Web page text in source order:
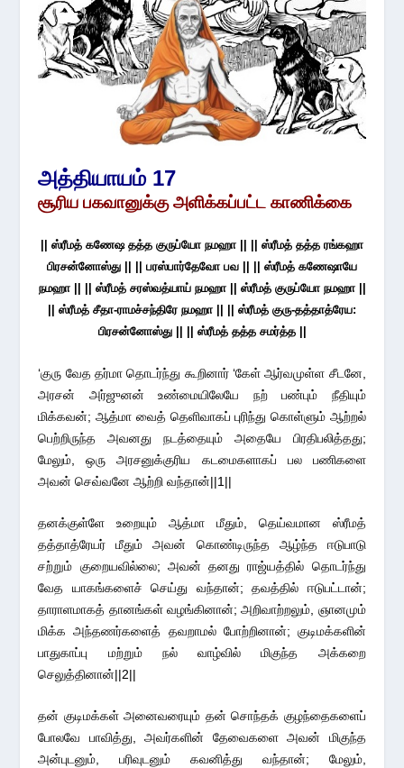
அத்தியாயம் 17
சூரிய பகவானுக்கு அளிக்கப்பட்ட காணிக்கை
|| ஸ்ரீமத் கணேஷ தத்த குருப்யோ நமஹா || || ஸ்ரீமத் தத்த ரங்கஹா
பிரசன்னோஸ்து || || பரஸ்பார்தேவோ பவ || || ஸ்ரீமத் கணேஷாயே
நமஹா || || ஸ்ரீமத் சரஸ்வத்யாய் நமஹா || ஸ்ரீமத் குருப்யோ நமஹா ||
|| ஸ்ரீமத் சீதா-ராமச்சந்திரே நமஹா || || ஸ்ரீமத் குரு-தத்தாத்ரேய:
பிரசன்னோஸ்து || || ஸ்ரீமத் தத்த சமர்த்த ||
‘குரு வேத தர்மா தொடர்ந்து கூறினார் ‘கேள் ஆர்வமுள்ள சீடனே,
அரசன் அர்ஜுனன் உண்மையிலேயே நற் பண்பும் நீதியும்
மிக்கவன்; ஆத்மா வைத் தெளிவாகப் புரிந்து கொள்ளும் ஆற்றல்
பெற்றிருந்த அவனது நடத்தையும் அதையே பிரதிபலித்தது;
மேலும், ஒரு அரசனுக்குரிய கடமைகளாகப் பல பணிகளை
அவன் செவ்வனே ஆற்றி வந்தான்||1||
தனக்குள்ளே உறையும் ஆத்மா மீதும், தெய்வமான ஸ்ரீமத்
தத்தாத்ரேயர் மீதும் அவன் கொண்டிருந்த ஆழ்ந்த ஈடுபாடு
சற்றும் குறையவில்லை; அவன் தனது ராஜ்யத்தில் தொடர்ந்து
வேத யாகங்களைச் செய்து வந்தான்; தவத்தில் ஈடுபட்டான்;
தாராளமாகத் தானங்கள் வழங்கினான்; அறிவாற்றலும், ஞானமும்
மிக்க அந்தணர்களைத் தவறாமல் போற்றினான்; குடிமக்களின்
பாதுகாப்பு மற்றும் நல் வாழ்வில் மிகுந்த அக்கறை
செலுத்தினான்||2||
தன் குடிமக்கள் அனைவரையும் தன் சொந்தக் குழந்தைகளைப்
போலவே பாவித்து, அவர்களின் தேவைகளை அவன் மிகுந்த
அன்புடனும், பரிவுடனும் கவனித்து வந்தான்; மேலும்,